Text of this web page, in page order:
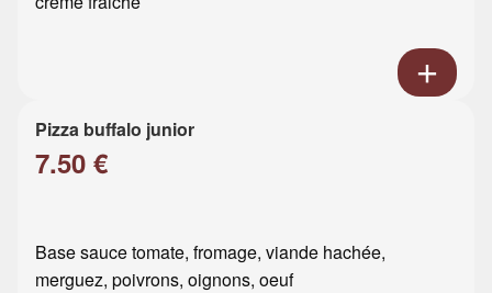
Pizza buffalo junior
7.50 €
Base sauce tomate, fromage, viande hachée,
merguez, poivrons, oignons, oeuf